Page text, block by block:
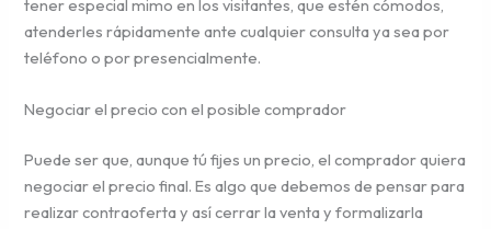
tener especial mimo en los visitantes, que estén cómodos,
atenderles rápidamente ante cualquier consulta ya sea por
teléfono o por presencialmente.
Negociar el precio con el posible comprador
Puede ser que, aunque tú fijes un precio, el comprador quiera
negociar el precio final. Es algo que debemos de pensar para
realizar contraoferta y así cerrar la venta y formalizarla